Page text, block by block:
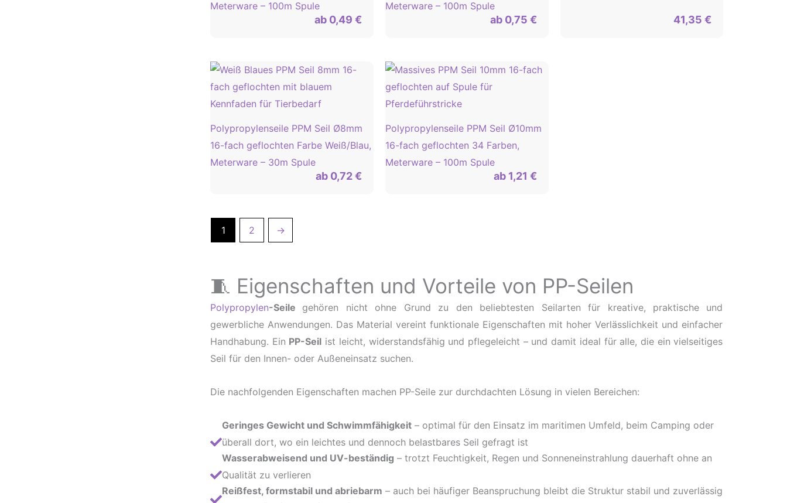
Meterware – 100m Spule
ab 0,49€
Meterware – 100m Spule
ab 0,75 € 41,35€
Polypropylenseile PPM Seil Ø8mm
16-fach geflochten Farbe Weiß/Blau,
Meterware – 30m Spule
ab 0,72€
Polypropylenseile PPM Seil Ø10mm
16-fach geflochten 34 Farben,
Meterware – 100m Spule
ab 1,21 €
1 2 →
🧵 Eigenschaften und Vorteile von PP-Seilen
Polypropylen-Seile gehören nicht ohne Grund zu den beliebtesten Seilarten für kreative, praktische und
gewerbliche Anwendungen. Das Material vereint funktionale Eigenschaften mit hoher Verlässlichkeit und einfacher
Handhabung. Ein PP-Seil ist leicht, widerstandsfähig und pflegeleicht – und damit ideal für alle, die ein vielseitiges
Seil für den Innen- oder Außeneinsatz suchen.
Die nachfolgenden Eigenschaften machen PP-Seile zur durchdachten Lösung in vielen Bereichen:
Geringes Gewicht und Schwimmfähigkeit – optimal für den Einsatz im maritimen Umfeld, beim Camping oder
überall dort, wo ein leichtes und dennoch belastbares Seil gefragt ist
Wasserabweisend und UV-beständig – trotzt Feuchtigkeit, Regen und Sonneneinstrahlung dauerhaft ohne an
Qualität zu verlieren
Reißfest, formstabil und abriebarm – auch bei häufiger Beanspruchung bleibt die Struktur stabil und zuverlässig